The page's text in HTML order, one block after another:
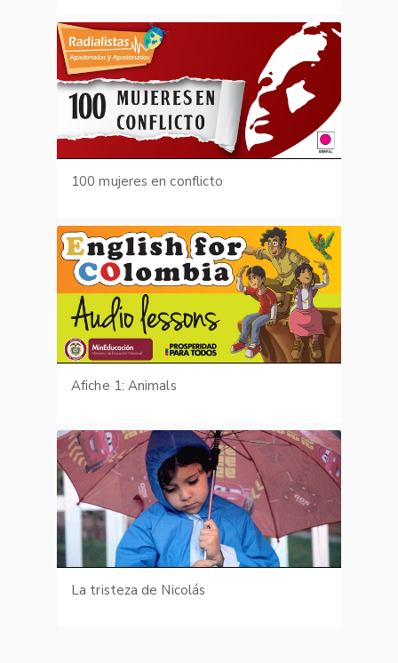
100 mujeres en conflicto
Afiche 1: Animals
La tristeza de Nicolás